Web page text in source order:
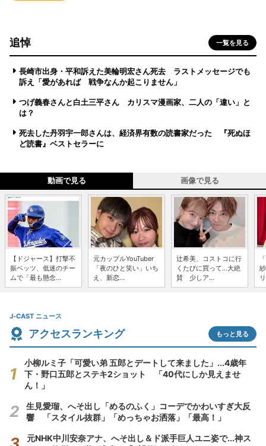
追悼 一覧を見る
長崎市出身・平和訴えた美輪明宏さん死去 ラストメッセージでも
訴え「愛があれば 戦争なんか起こりません」
つげ義春さんと白土三平さん カリスマ漫画家、二人の「違い」と
は？
死去した丹羽宇一郎さんは、経済界有数の読書家だった 『死ぬほ
ど読書』ベストセラーに
動画で見る 画像で見る
【ドジャース】打撃不
振ベッツ、低迷のチー
ムで「最も懸念...
元カップルYouTuber
「夜のひと笑い」いち
え、新恋...
辻希美、コストコに行
くたびに買って...大絶
賛 少しア...
J-CAST ニュース
アクセスランキング もっと見る
小柳ルミ子「可愛い弟 五郎とデートして来ました」...4歳年
下・野口五郎とステキ2ショット 「40代にしか見えませ
ん！」
生見愛瑠、へそ出し「めるのふく」コーデでかわいすぎ大反
響 「スタイル抜群」「めっちゃお洒落」「最高！」
元NHK中川安奈アナ、へそ出し＆ド派手巨人ユニ姿で...神ス